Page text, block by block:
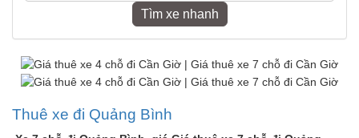
Tìm xe nhanh
Thuê xe đi Quảng Bình